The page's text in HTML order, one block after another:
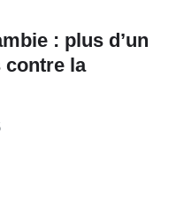
: plus d’un
contre la